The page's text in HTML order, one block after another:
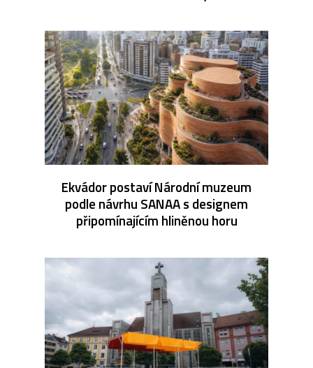
Ekvádor postaví Národní muzeum
podle návrhu SANAA s designem
připomínajícím hliněnou horu